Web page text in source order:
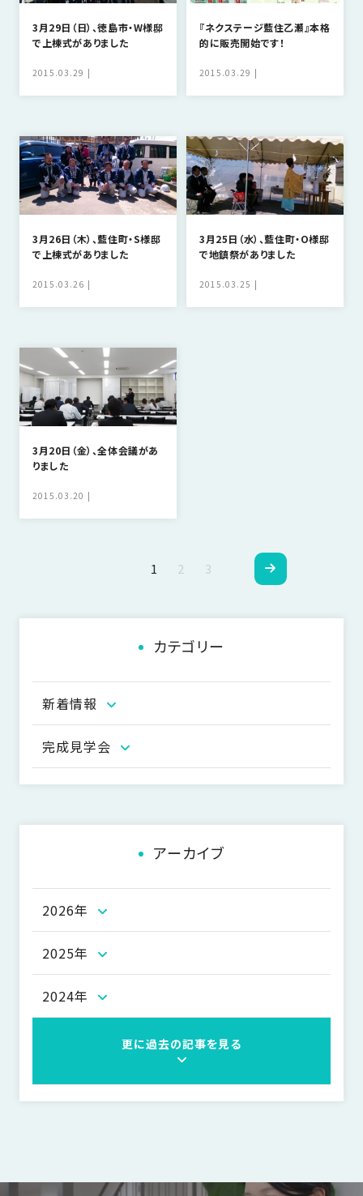
3月29日（日）、徳島市・W様邸
で上棟式がありました
2015.03.29
『ネクステージ藍住乙瀬』本格
的に販売開始です！
2015.03.29
3月26日（木）、藍住町・S様邸
で上棟式がありました
2015.03.26
3月25日（水）、藍住町・O様邸
で地鎮祭がありました
2015.03.25
3月20日（金）、全体会議があ
りました
2015.03.20
ビ
シ
ン
1 2 3
カテゴリー
新着情報
完成見学会
アーカイブ
2026年
2025年
2024年
更に過去の記事を見る